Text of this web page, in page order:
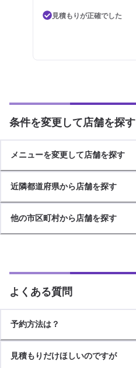
見積もりが正確でした
条件を変更して店舗を探す
メニューを変更して店舗を探す
近隣都道府県から店舗を探す
他の市区町村から店舗を探す
よくある質問
予約方法は？
見積もりだけほしいのですが